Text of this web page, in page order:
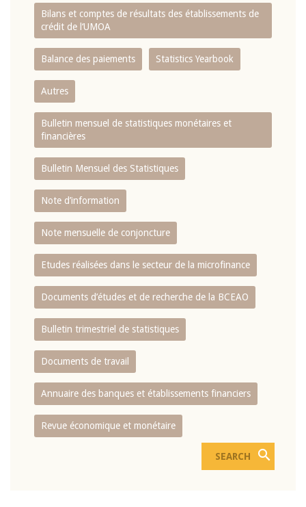
Bilans et comptes de résultats des établissements de
crédit de l‘UMOA
Balance des paiements Statistics Yearbook
Autres
Bulletin mensuel de statistiques monétaires et
financières
Bulletin Mensuel des Statistiques
Note d’information
Note mensuelle de conjoncture
Etudes réalisées dans le secteur de la microfinance
Documents d’études et de recherche de la BCEAO
Bulletin trimestriel de statistiques
Documents de travail
Annuaire des banques et établissements financiers
Revue économique et monétaire